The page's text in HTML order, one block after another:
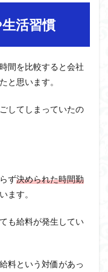
活習慣
間を比較すると会社
と思います。
してしまっていたの
ず決められた時間勤
ます。
も給料が発生してい
料という対価があっ